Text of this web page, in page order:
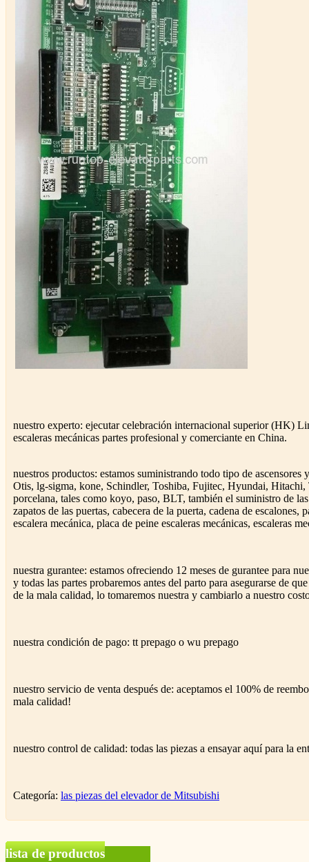
nuestro experto: ejecutar celebración internacional superior (HK)
escaleras mecánicas partes profesional y comerciante en China.
nuestros productos: estamos suministrando todo tipo de ascensores
Otis, lg-sigma, kone, Schindler, Toshiba, Fujitec, Hyundai, Hitachi,
porcelana, tales como koyo, paso, BLT, también el suministro de
zapatos de las puertas, cabecera de la puerta, cadena de escalones,
escalera mecánica, placa de peine escaleras mecánicas, escaleras
nuestra gurantee: estamos ofreciendo 12 meses de gurantee para
y todas las partes probaremos antes del parto para asegurarse de
de la mala calidad, lo tomaremos nuestra y cambiarlo a nuestro
nuestra condición de pago: tt prepago o wu prepago
nuestro servicio de venta después de: aceptamos el 100% de
mala calidad!
nuestro control de calidad: todas las piezas a ensayar aquí para la
Categoría: las piezas del elevador de Mitsubishi
lista de productos